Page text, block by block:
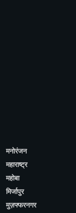
मनोरंजन
महाराष्ट्र
महोबा
मिर्जापुर
मुज़फ्फरनगर